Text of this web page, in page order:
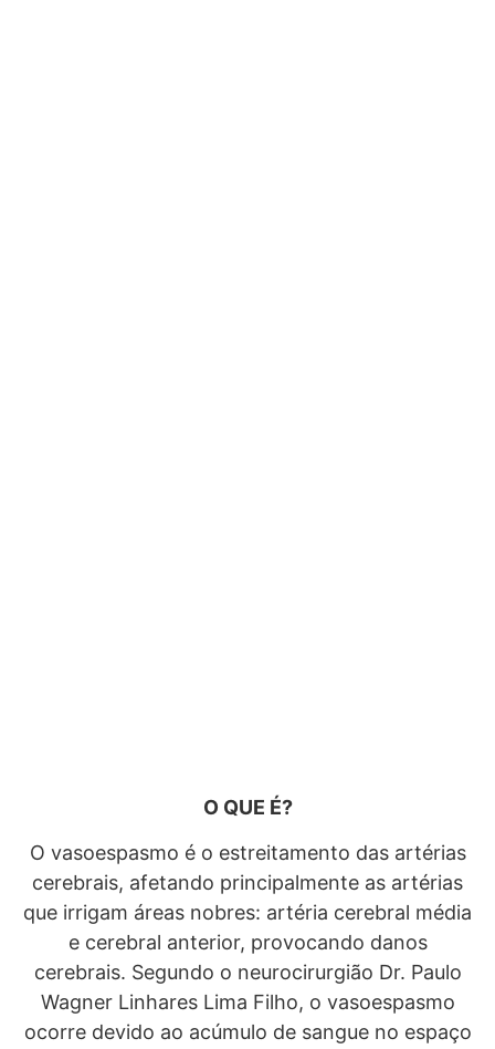
O QUE É?
O vasoespasmo é o estreitamento das artérias
cerebrais, afetando principalmente as artérias
que irrigam áreas nobres: artéria cerebral média
e cerebral anterior, provocando danos
cerebrais. Segundo o neurocirurgião Dr. Paulo
Wagner Linhares Lima Filho, o vasoespasmo
ocorre devido ao acúmulo de sangue no espaço